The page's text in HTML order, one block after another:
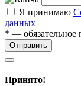
Я принимаю
данных
* — обязательное
Отправить
Принято!